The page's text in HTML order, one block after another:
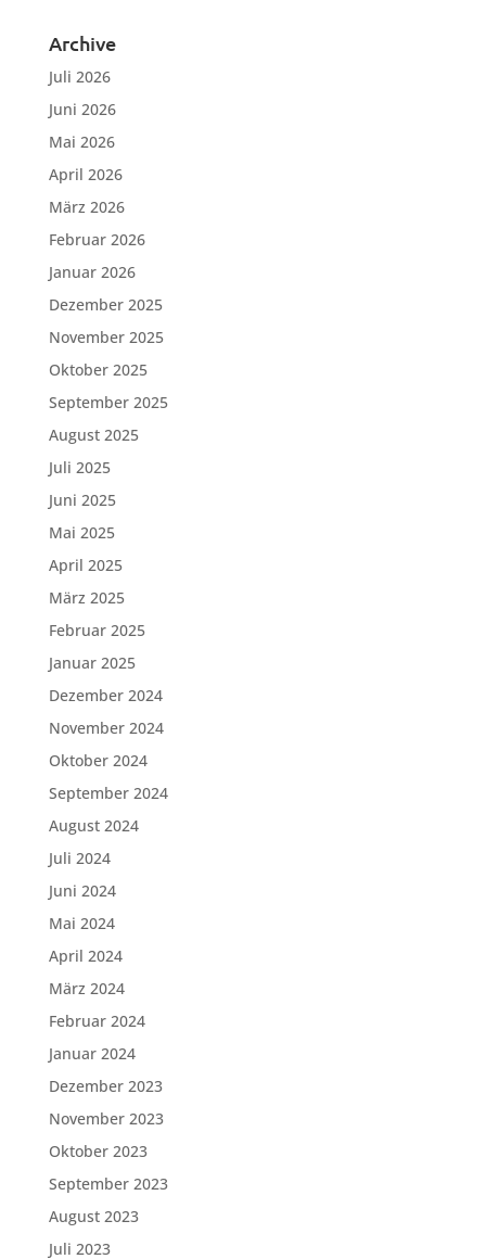
Archive
Juli 2026
Juni 2026
Mai 2026
April 2026
März 2026
Februar 2026
Januar 2026
Dezember 2025
November 2025
Oktober 2025
September 2025
August 2025
Juli 2025
Juni 2025
Mai 2025
April 2025
März 2025
Februar 2025
Januar 2025
Dezember 2024
November 2024
Oktober 2024
September 2024
August 2024
Juli 2024
Juni 2024
Mai 2024
April 2024
März 2024
Februar 2024
Januar 2024
Dezember 2023
November 2023
Oktober 2023
September 2023
August 2023
Juli 2023